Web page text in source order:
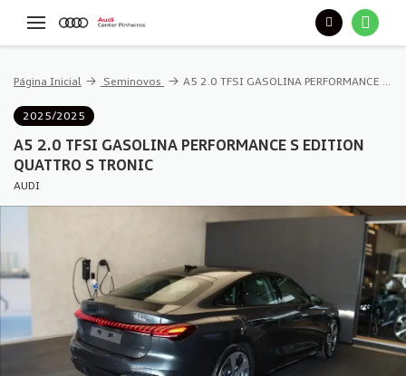
Página Inicial Seminovos A5 2.0 TFSI GASOLINA PERFORMANCE S EDITION QUATTRO S TRONIC
2025/2025
A5 2.0 TFSI GASOLINA PERFORMANCE S EDITION
QUATTRO S TRONIC
AUDI